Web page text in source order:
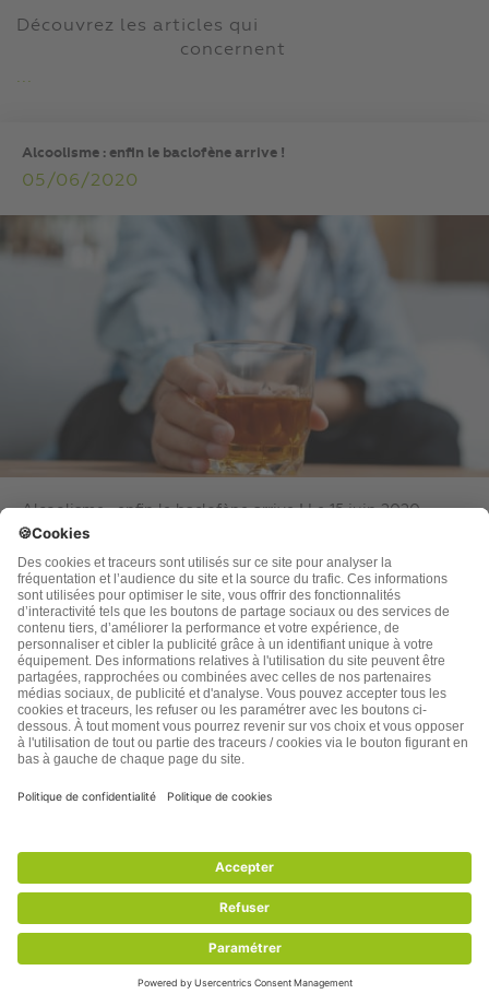
Découvrez les articles qui
concernent
...
Alcoolisme : enfin le baclofène arrive !
05/06/2020
Alcoolisme : enfin le baclofène arrive ! Le 15 juin 2020
commencera ENFIN la commercialisation officielle du
médicament Baclocur (...
21 commentaires .
3 797 vues
(7votes, average:4,29 out of 5)
Lire l’article
7 aliments qui aggravent la constipation